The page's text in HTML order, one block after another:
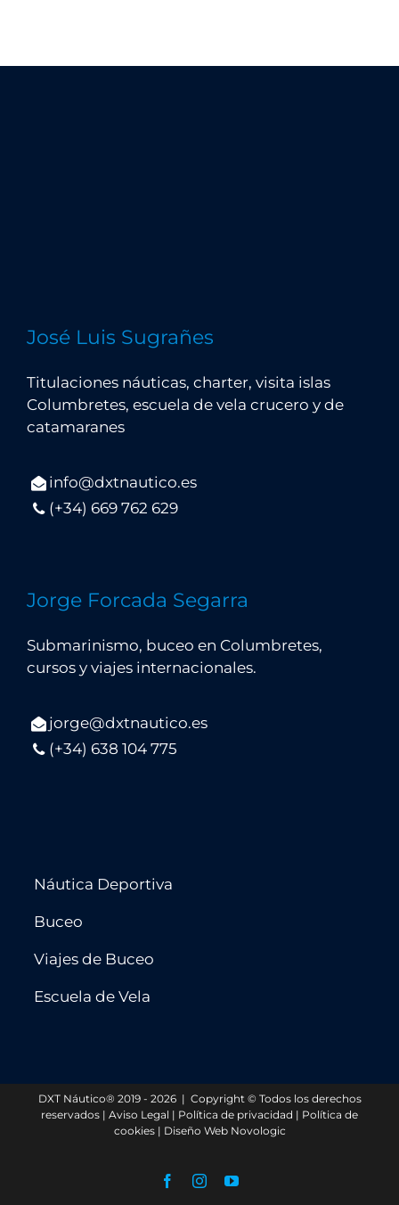
José Luis Sugrañes
Titulaciones náuticas, charter, visita islas
Columbretes, escuela de vela crucero y de
catamaranes
info@dxtnautico.es
(+34) 669 762 629
Jorge Forcada Segarra
Submarinismo, buceo en Columbretes,
cursos y viajes internacionales.
jorge@dxtnautico.es
(+34) 638 104 775
Náutica Deportiva
Buceo
Viajes de Buceo
Escuela de Vela
DXT Náutico® 2019 - 2026 | Copyright © Todos los derechos
reservados | Aviso Legal | Política de privacidad | Política de
cookies| Diseño Web Novologic
FacebookInstagramYouTube